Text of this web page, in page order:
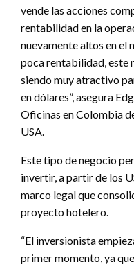
vende las acciones
rentabilidad en la
nuevamente altos en el
poca rentabilidad, este
siendo muy atractivo
en dólares”, asegura
Oficinas en Colombia
USA.
Este tipo de negocio
invertir, a partir de los
marco legal que
proyecto hotelero.
“El inversionista
primer momento, ya